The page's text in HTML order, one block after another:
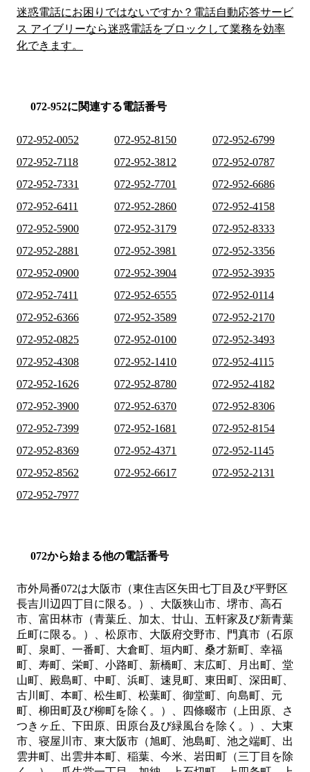
迷惑電話にお困りではないですか？電話自動応答サービ
ス アイブリーなら迷惑電話をブロックして業務を効率
化できます。
072-952に関連する電話番号
072-952-0052 072-952-8150
072-952-6799
072-952-7118
072-952-3812
072-952-0787
072-952-7331
072-952-7701
072-952-6686
072-952-6411
072-952-2860
072-952-4158
072-952-5900
072-952-3179
072-952-8333
072-952-2881
072-952-3981
072-952-3356
072-952-0900
072-952-3904
072-952-3935
072-952-7411
072-952-6555
072-952-0114
072-952-6366
072-952-3589
072-952-2170
072-952-0825
072-952-0100
072-952-3493
072-952-4308
072-952-1410
072-952-4115
072-952-1626
072-952-8780
072-952-4182
072-952-3900
072-952-6370
072-952-8306
072-952-7399
072-952-1681
072-952-8154
072-952-8369
072-952-4371
072-952-1145
072-952-8562
072-952-6617
072-952-2131
072-952-7977
072から始まる他の電話番号
市外局番072は大阪市（東住吉区矢田七丁目及び平野区
長吉川辺四丁目に限る。）、大阪狭山市、堺市、高石
市、富田林市（青葉丘、加太、廿山、五軒家及び新青葉
丘町に限る。）、松原市、大阪府交野市、門真市（石原
町、泉町、一番町、大倉町、垣内町、桑才新町、幸福
町、寿町、栄町、小路町、新橋町、末広町、月出町、堂
山町、殿島町、中町、浜町、速見町、東田町、深田町、
古川町、本町、松生町、松葉町、御堂町、向島町、元
町、柳田町及び柳町を除く。）、四條畷市（上田原、さ
つきヶ丘、下田原、田原台及び緑風台を除く。）、大東
市、寝屋川市、東大阪市（旭町、池島町、池之端町、出
雲井町、出雲井本町、稲葉、今米、岩田町（三丁目を除